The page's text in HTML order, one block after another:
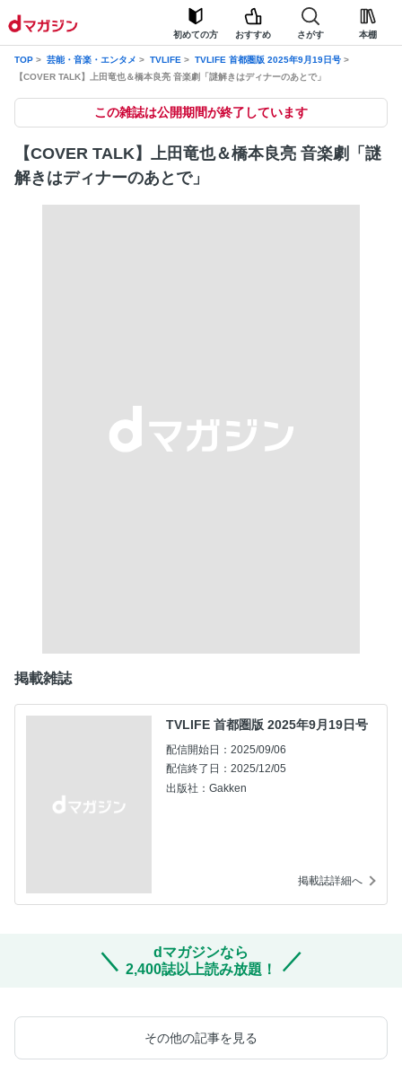
初めての方 おすすめ さがす 本棚
TOP 芸能・音楽・エンタメ TVLIFE
TVLIFE 首都圏版 2025年9月19日号
【COVER TALK】上田竜也＆橋本良亮 音楽劇「謎解きはディナーのあとで」
この雑誌は公開期間が終了しています
【COVER TALK】上田竜也＆橋本良亮 音楽劇「謎
解きはディナーのあとで」
掲載雑誌
TVLIFE 首都圏版 2025年9月19日号
配信開始日：2025/09/06
配信終了日：2025/12/05
出版社：Gakken
掲載誌詳細へ
dマガジンなら
2,400誌以上読み放題！
その他の記事を見る